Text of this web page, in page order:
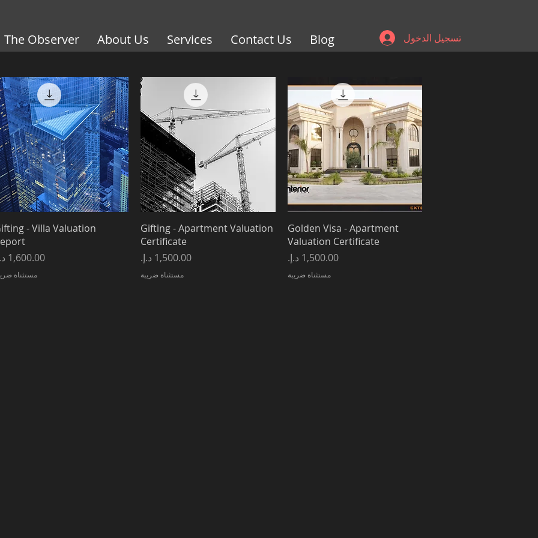
The Observer About Us Services Contact Us Blog تسجيل الدخول
العرض السريع
Golden Visa - Apartment
Valuation Certificate
السعر‏1,500.00 د.إ.‏
مستثناة ضريبة
العرض السريع
Gifting - Apartment Valuation
Certificate
السعر
مستثناة ضريبة
العرض السريع
- Villa Valuation
السعر‏1,600.00 د.إ.‏
مستثناة